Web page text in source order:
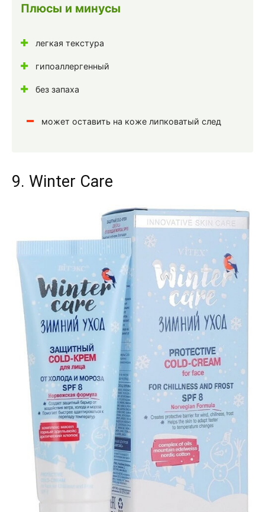
Плюсы и минусы
легкая текстура
гипоаллергенный
без запаха
может оставить на коже липковатый след
9. Winter Care